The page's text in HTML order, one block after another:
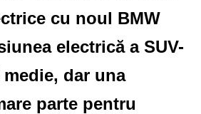
cu noul BMW
electrică a SUV-
dar una
parte pentru